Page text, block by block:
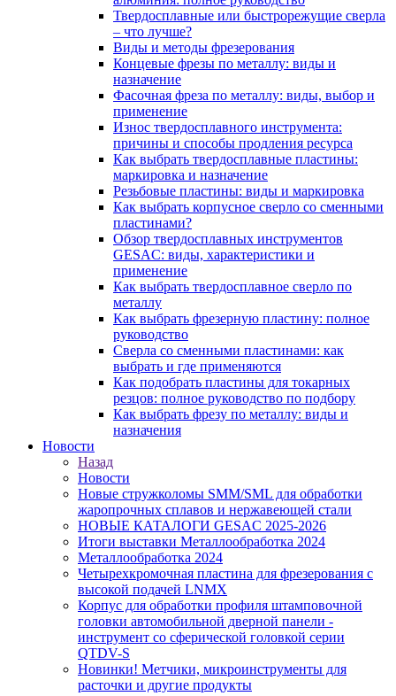
Твердосплавные или быстрорежущие сверла
– что лучше?
Виды и методы фрезерования
Концевые фрезы по металлу: виды и
назначение
Фасочная фреза по металлу: виды, выбор и
применение
Износ твердосплавного инструмента:
причины и способы продления ресурса
Как выбрать твердосплавные пластины:
маркировка и назначение
Резьбовые пластины: виды и маркировка
Как выбрать корпусное сверло со сменными
пластинами?
Обзор твердосплавных инструментов
GESAC: виды, характеристики и
применение
Как выбрать твердосплавное сверло по
металлу
Как выбрать фрезерную пластину: полное
руководство
Сверла со сменными пластинами: как
выбрать и где применяются
Как подобрать пластины для токарных
резцов: полное руководство по подбору
Как выбрать фрезу по металлу: виды и
назначения
Новости
Назад
Новости
Новые стружколомы SMM/SML для обработки
жаропрочных сплавов и нержавеющей стали
НОВЫЕ КАТАЛОГИ GESAC 2025-2026
Итоги выставки Металлообработка 2024
Металлообработка 2024
Четырехкромочная пластина для фрезерования с
высокой подачей LNMX
Корпус для обработки профиля штамповочной
головки автомобильной дверной панели -
инструмент со сферической головкой серии
QTDV-S
Новинки! Метчики, микроинструменты для
расточки и другие продукты